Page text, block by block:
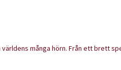
många hörn. Från ett brett